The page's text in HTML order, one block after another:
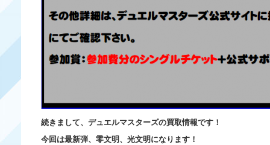
続きまして、デュエルマスターズの買取情報です！
今回は最新弾、零文明、光文明になります！